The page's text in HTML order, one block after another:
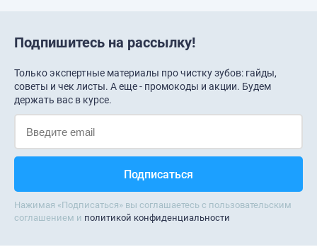
Подпишитесь на рассылку!
Только экспертные материалы про чистку зубов: гайды,
советы и чек листы. А еще - промокоды и акции. Будем
держать вас в курсе.
Нажимая «Подписаться» вы соглашаетесь с пользовательским
соглашением и политикой конфиденциальности